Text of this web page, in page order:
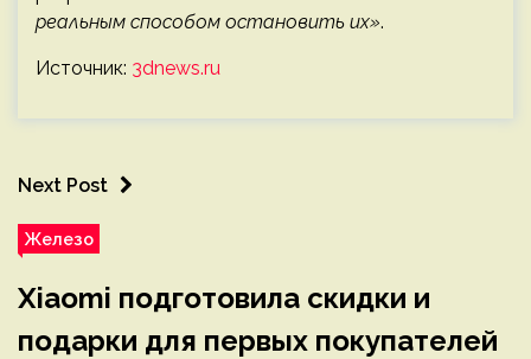
реальным способом остановить их».
Источник: 3dnews.ru
Next Post
Железо
Xiaomi подготовила скидки и
подарки для первых покупателей